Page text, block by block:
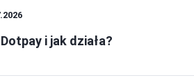
i jak działa?